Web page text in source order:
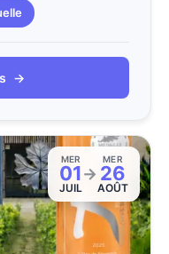
→
MER
01
JUIL
→
MER
26
AOÛT